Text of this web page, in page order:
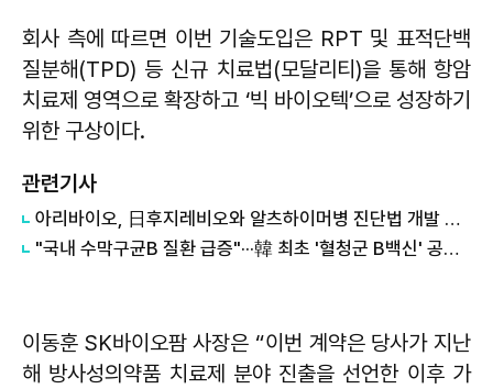
회사 측에 따르면 이번 기술도입은 RPT 및 표적단백
질분해(TPD) 등 신규 치료법(모달리티)을 통해 항암
치료제 영역으로 확장하고 ‘빅 바이오텍’으로 성장하기
위한 구상이다.
관련기사
아리바이오, 日후지레비오와 알츠하이머병 진단법 개발 본격화
"국내 수막구균B 질환 급증"···韓 최초 '혈청군 B백신' 공급 시작
이동훈 SK바이오팜 사장은 “이번 계약은 당사가 지난
해 방사성의약품 치료제 분야 진출을 선언한 이후 가